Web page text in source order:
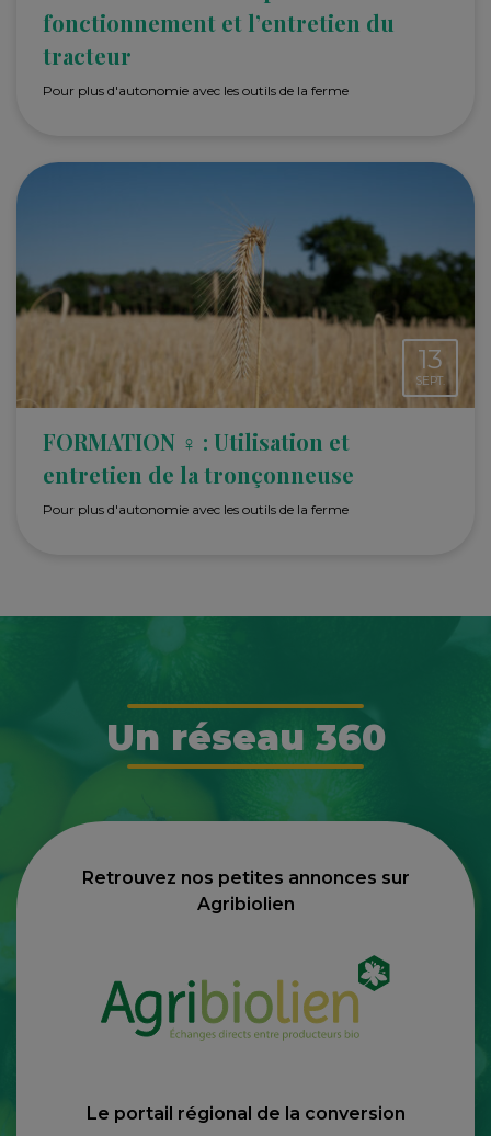
fonctionnement et l’entretien du
tracteur
Pour plus d'autonomie avec les outils de la ferme
13
SEPT.
FORMATION ♀ : Utilisation et
entretien de la tronçonneuse
Pour plus d'autonomie avec les outils de la ferme
Un réseau 360
Retrouvez nos petites annonces sur
Agribiolien
Le portail régional de la conversion